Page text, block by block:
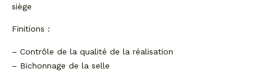
siège
Finitions :
– Contrôle de la qualité de la réalisation
– Bichonnage de la selle